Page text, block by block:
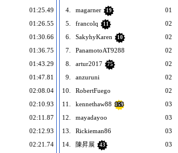
01:25.49
01:26.55
01:30.66
01:36.75
01:43.29
01:47.81
02:08.04
02:10.93
02:11.87
02:12.93
02:21.74
4.
magarner 19
5.
francolq 11
6.
SakyhyKaren 10
7.
PanamotoAT9288
8.
artur2017 75
9.
anzuruni
10.
RobertFuego
11.
kennethaw88 159
12.
mayadayoo
13.
Rickieman86
14.
陳昇展 43